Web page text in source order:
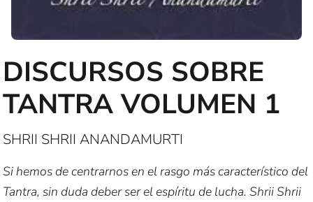
DISCURSOS SOBRE
TANTRA VOLUMEN 1
SHRII SHRII ANANDAMURTI
Si hemos de centrarnos en el rasgo más característico del
Tantra, sin duda deber ser el espíritu de lucha. Shrii Shrii